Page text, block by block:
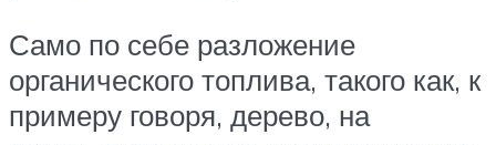
Само по себе разложение
органического топлива, такого как, к
примеру говоря, дерево, на